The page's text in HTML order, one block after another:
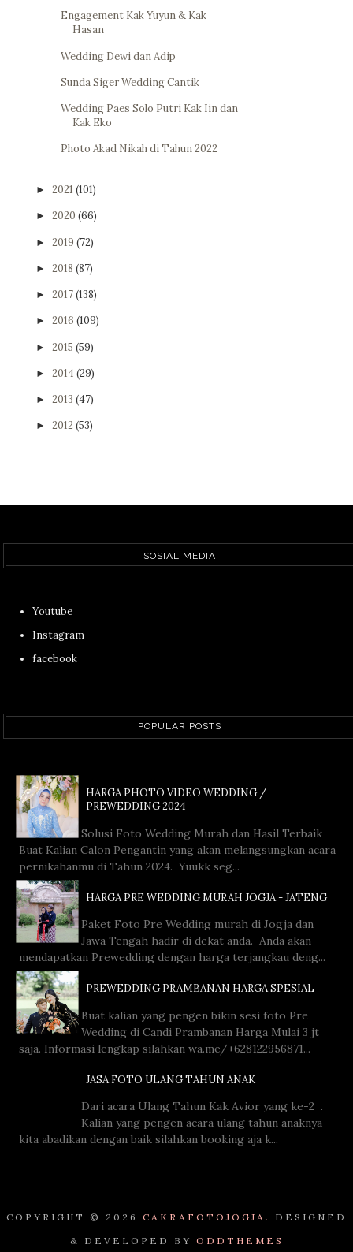
Engagement Kak Yuyun & Kak
Hasan
Wedding Dewi dan Adip
Sunda Siger Wedding Cantik
Wedding Paes Solo Putri Kak Iin dan
Kak Eko
Photo Akad Nikah di Tahun 2022
► 2021 (101)
► 2020 (66)
► 2019 (72)
► 2018 (87)
► 2017(138)
► 2016 (109)
► 2015 (59)
► 2014(29)
► 2013 (47)
► 2012 (53)
SOSIAL MEDIA
Youtube
Instagram
facebook
POPULAR POSTS
HARGA PHOTO VIDEO WEDDING /
PREWEDDING 2024
Solusi Foto Wedding Murah dan Hasil Terbaik
Buat Kalian Calon Pengantin yang akan melangsungkan acara
pernikahanmu di Tahun 2024. Yuukk seg...
HARGA PRE WEDDING MURAH JOGJA - JATENG
Paket Foto Pre Wedding murah di Jogja dan
Jawa Tengah hadir di dekat anda. Anda akan
mendapatkan Prewedding dengan harga terjangkau deng...
PREWEDDING PRAMBANAN HARGA SPESIAL
Buat kalian yang pengen bikin sesi foto Pre
Wedding di Candi Prambanan Harga Mulai 3 jt
saja. Informasi lengkap silahkan wa.me/+628122956871...
JASA FOTO ULANG TAHUN ANAK
Dari acara Ulang Tahun Kak Avior yang ke-2 .
Kalian yang pengen acara ulang tahun anaknya
kita abadikan dengan baik silahkan booking aja k...
COPYRIGHT © 2026 CAKRAFOTOJOGJA.
DESIGNED
& DEVELOPED BY ODDTHEMES